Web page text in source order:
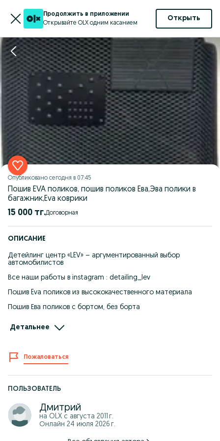
Продолжить в приложении
Открывайте OLX одним касанием
Открыть
Опубликовано сегодня в 07:45
Пошив EVA поликов, пошив поликов Ева,Эва полики в
багажник,Eva коврики
15 000 тг. Договорная
ОПИСАНИЕ
Детейлинг центр «LEV» – аргументированный выбор
автомобилистов
Все наши работы в instagram : detailing_lev
Пошив Eva поликов из высококачественного материала
Пошив Ева поликов с бортом, без борта
А также Детейлинг центр «LEV» предлагает услуги:
- Бронирование лобовых стекол !
- Установка москитных сеток (защита радиатора)!
- Тонирование фар!
Детальнее
Пожаловаться
ПОЛЬЗОВАТЕЛЬ
Дмитрий
на OLX с августа 2011 г.
Онлайн 24 июля 2026 г.